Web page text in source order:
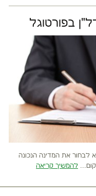
בפורטוגל
לבחור את המדינה הנכונה
להמשיך קריאה